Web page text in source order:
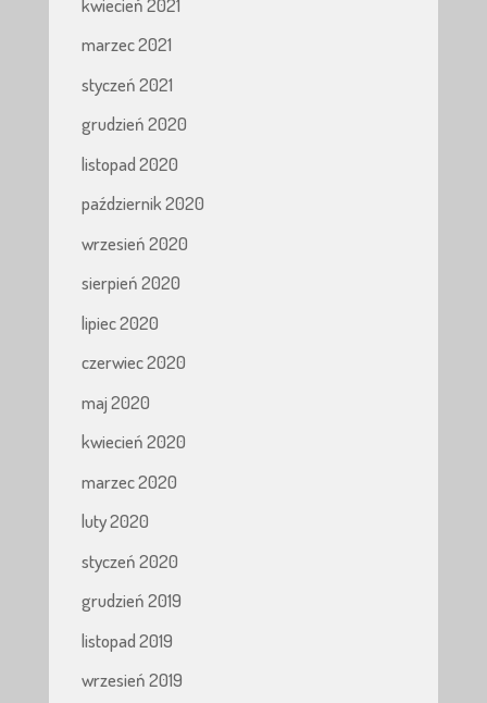
marzec 2021
styczeń 2021
grudzień 2020
listopad 2020
październik 2020
wrzesień 2020
sierpień 2020
lipiec 2020
czerwiec 2020
maj 2020
kwiecień 2020
marzec 2020
luty 2020
styczeń 2020
grudzień 2019
listopad 2019
wrzesień 2019